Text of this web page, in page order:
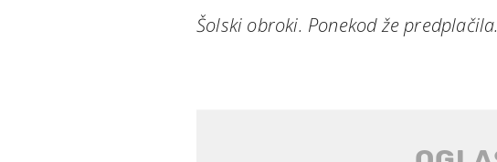
Šolski obroki. Ponekod že predplačila.